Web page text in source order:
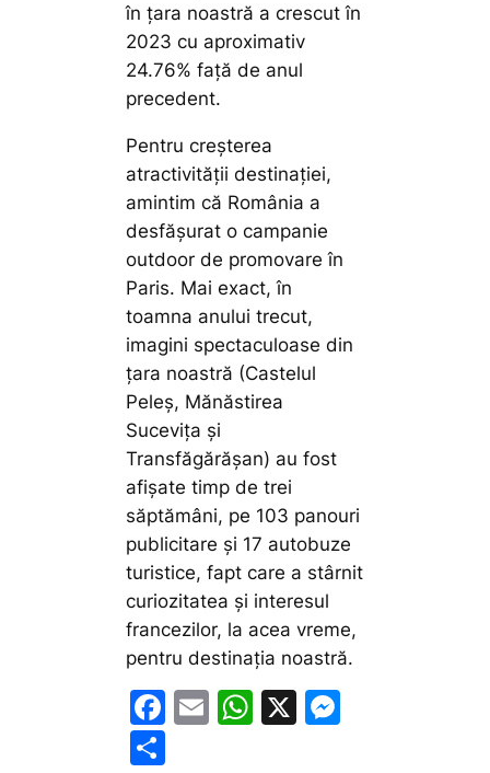
în țara noastră a crescut în
2023 cu aproximativ
24.76% față de anul
precedent.
Pentru creșterea
atractivității destinației,
amintim că România a
desfășurat o campanie
outdoor de promovare în
Paris. Mai exact, în
toamna anului trecut,
imagini spectaculoase din
țara noastră (Castelul
Peleș, Mănăstirea
Sucevița și
Transfăgărășan) au fost
afișate timp de trei
săptămâni, pe 103 panouri
publicitare și 17 autobuze
turistice, fapt care a stârnit
curiozitatea și interesul
francezilor, la acea vreme,
pentru destinația noastră.
F
E
W X